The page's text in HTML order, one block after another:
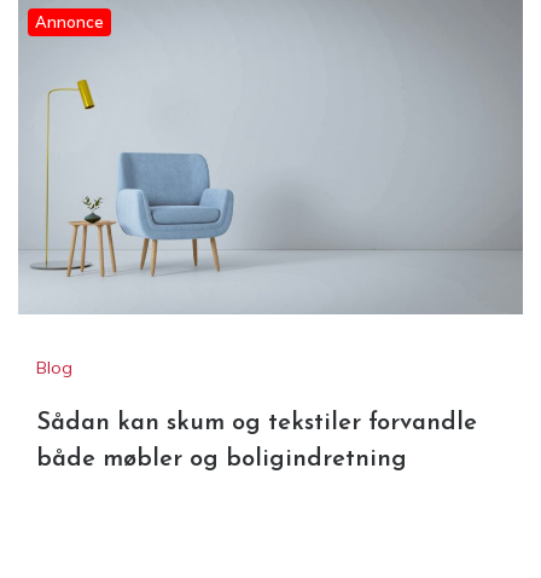
Annonce
Blog
Sådan kan skum og tekstiler forvandle
både møbler og boligindretning